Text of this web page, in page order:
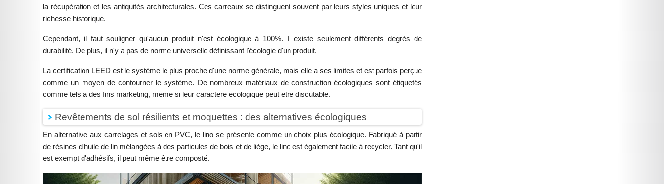
la récupération et les antiquités architecturales. Ces carreaux se distinguent souvent par leurs styles uniques et leur
richesse historique.
Cependant, il faut souligner qu'aucun produit n'est écologique à 100%. Il existe seulement différents degrés de
durabilité. De plus, il n'y a pas de norme universelle définissant l'écologie d'un produit.
La certification LEED est le système le plus proche d'une norme générale, mais elle a ses limites et est parfois perçue
comme un moyen de contourner le système. De nombreux matériaux de construction écologiques sont étiquetés
comme tels à des fins marketing, même si leur caractère écologique peut être discutable.
Revêtements de sol résilients et moquettes : des alternatives écologiques
En alternative aux carrelages et sols en PVC, le lino se présente comme un choix plus écologique. Fabriqué à partir
de résines d'huile de lin mélangées à des particules de bois et de liège, le lino est également facile à recycler. Tant qu'il
est exempt d'adhésifs, il peut même être composté.